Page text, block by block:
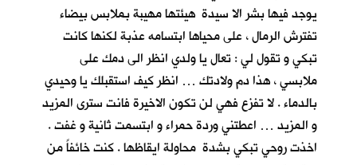
يوجد فيها بشر الا سيدة هيئتها مهيبة بملابس بيضاء
تفترش الرمال ، على محياها ابتسامه عذبة لكنها كانت
تبكي و تقول لي : تعال يا ولدي انظر الى دمك على
ملابسي ، هذا دم ولادتك … انظر كيف استقبلك يا وحيدي
بالدماء . لا تفزع فهي لن تكون الاخيرة فانت سترى المزيد
و المزيد … اعطتني وردة حمراء و ابتسمت ثانية و غفت .
اخذت روحي تبكي بشدة محاولة ايقاظها . كنت خائفاً من